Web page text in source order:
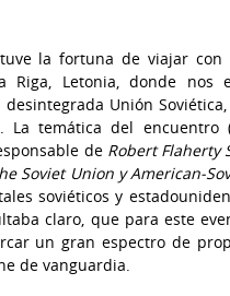
la fortuna de viajar con
Riga, Letonia, donde nos
Unión
La temática del encuentro
de Robert Flaherty
Soviet Union y American-
soviéticos y
claro, que para este
un gran espectro de
de vanguardia.